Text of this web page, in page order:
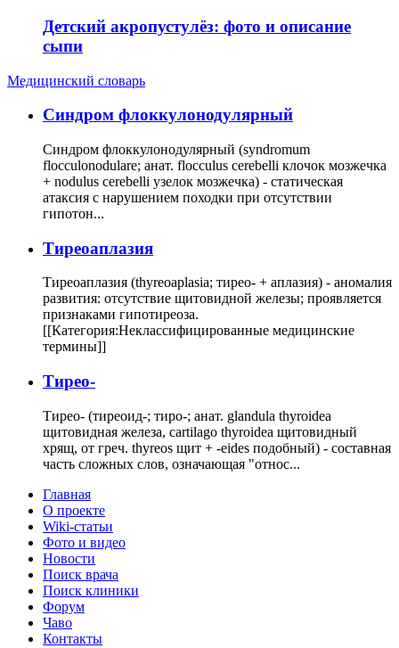
Детский акропустулёз: фото и описание
сыпи
Медицинский словарь
Cиндром флоккулонодулярный
Синдром флоккулонодулярный (syndromum
flocculonodulare; анат. flocculus cerebelli клочок мозжечка
+ nodulus cerebelli узелок мозжечка) - статическая
атаксия с нарушением походки при отсутствии
гипотон...
Тиреоаплазия
Тиреоаплазия (thyreoaplasia; тирео- + аплазия) - аномалия
развития: отсутствие щитовидной железы; проявляется
признаками гипотиреоза.
[[Категория:Неклассифицированные медицинские
термины]]
Тирео-
Тирео- (тиреоид-; тиро-; анат. glandula thyroidea
щитовидная железа, cartilago thyroidea щитовидный
хрящ, от греч. thyreos щит + -eides подобный) - составная
часть сложных слов, означающая "относ...
Главная
О проекте
Wiki-статьи
Фото и видео
Новости
Поиск врача
Поиск клиники
Форум
Чаво
Контакты